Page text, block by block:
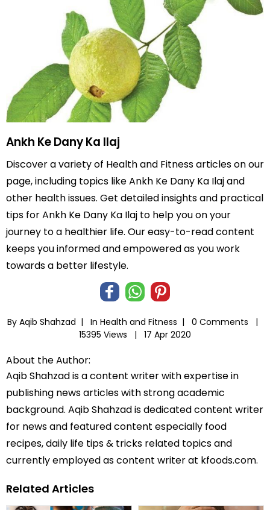
Ankh Ke Dany Ka Ilaj
Discover a variety of Health and Fitness articles on our
page, including topics like Ankh Ke Dany Ka Ilaj and
other health issues. Get detailed insights and practical
tips for Ankh Ke Dany Ka Ilaj to help you on your
journey to a healthier life. Our easy-to-read content
keeps you informed and empowered as you work
towards a better lifestyle.
By Aqib Shahzad | In Health and Fitness |
0 Comments |
15395 Views |
17 Apr 2020
About the Author:
Aqib Shahzad is a content writer with expertise in
publishing news articles with strong academic
background. Aqib Shahzad is dedicated content writer
for news and featured content especially food
recipes, daily life tips & tricks related topics and
currently employed as content writer at kfoods.com.
Related Articles